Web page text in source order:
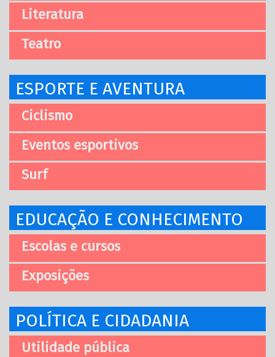
Literatura
Teatro
ESPORTE E AVENTURA
Ciclismo
Eventos esportivos
Surf
EDUCAÇÃO E CONHECIMENTO
Escolas e cursos
Exposições
POLÍTICA E CIDADANIA
Utilidade pública